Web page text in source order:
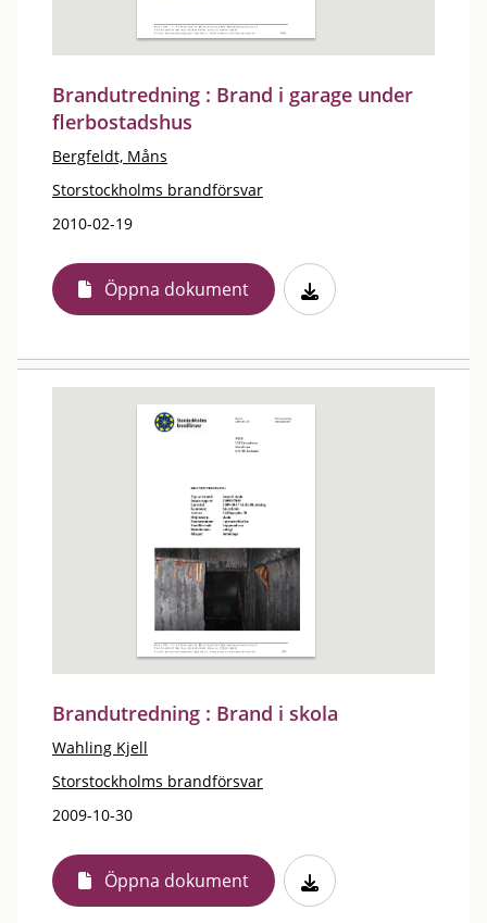
Brandutredning : Brand i garage under
flerbostadshus
Bergfeldt, Måns
Storstockholms brandförsvar
2010-02-19
Öppna dokument
Brandutredning : Brand i skola
Wahling Kjell
Storstockholms brandförsvar
2009-10-30
Öppna dokument